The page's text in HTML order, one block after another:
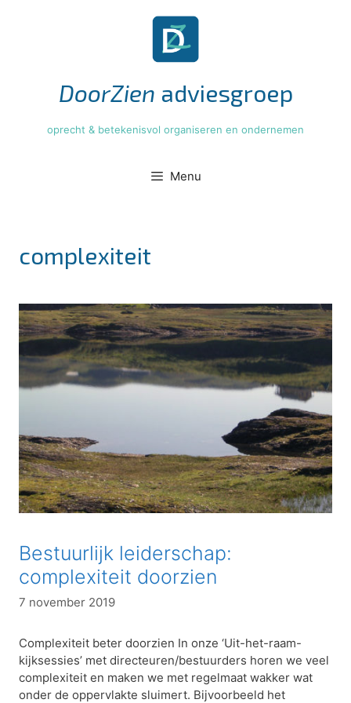
DoorZien adviesgroep
oprecht & betekenisvol organiseren en ondernemen
Menu
complexiteit
Bestuurlijk leiderschap:
complexiteit doorzien
7 november 2019
Complexiteit beter doorzien In onze ‘Uit-het-raam-
kijksessies’ met directeuren/bestuurders horen we veel
complexiteit en maken we met regelmaat wakker wat
onder de oppervlakte sluimert. Bijvoorbeeld het